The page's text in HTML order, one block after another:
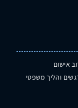
אישום
והליך משפטי